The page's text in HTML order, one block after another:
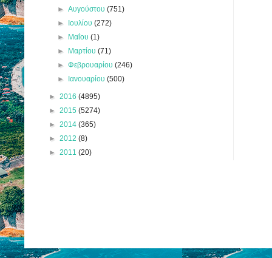
►Αυγούστου(751)
► Ιουλίου(272)
► Μαΐου(1)
► Μαρτίου(71)
►Φεβρουαρίου(246)
► Ιανουαρίου(500)
► 2016 (4895)
► 2015 (5274)
► 2014 (365)
► 2012 (8)
► 2011 (20)